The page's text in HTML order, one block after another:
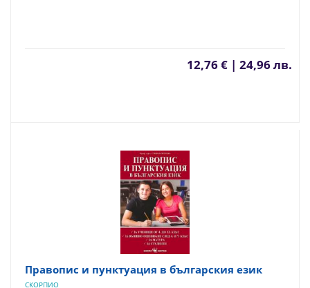
12,76 € | 24,96 лв.
Правопис и пунктуация в българския език
СКОРПИО